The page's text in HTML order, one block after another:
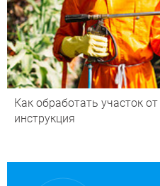
Как обработать участок
инструкция